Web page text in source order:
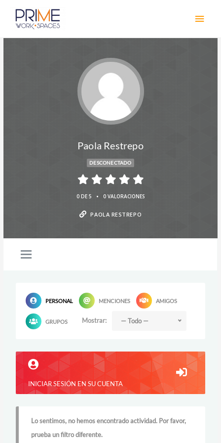
Paola Restrepo
DESCONECTADO
0 DE 5 • 0 VALORACIONES
PAOLA RESTREPO
PERSONAL MENCIONES AMIGOS
GRUPOS Mostrar: — Todo —
INICIAR SESIÓN EN SU CUENTA
Lo sentimos, no hemos encontrado actividad. Por favor,
prueba un filtro diferente.